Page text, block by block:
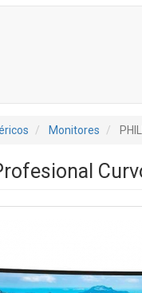
Monitores